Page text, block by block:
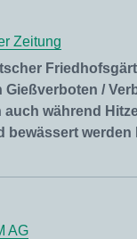
Zeitung
Gießverboten /
auch während
bewässert werden
AG